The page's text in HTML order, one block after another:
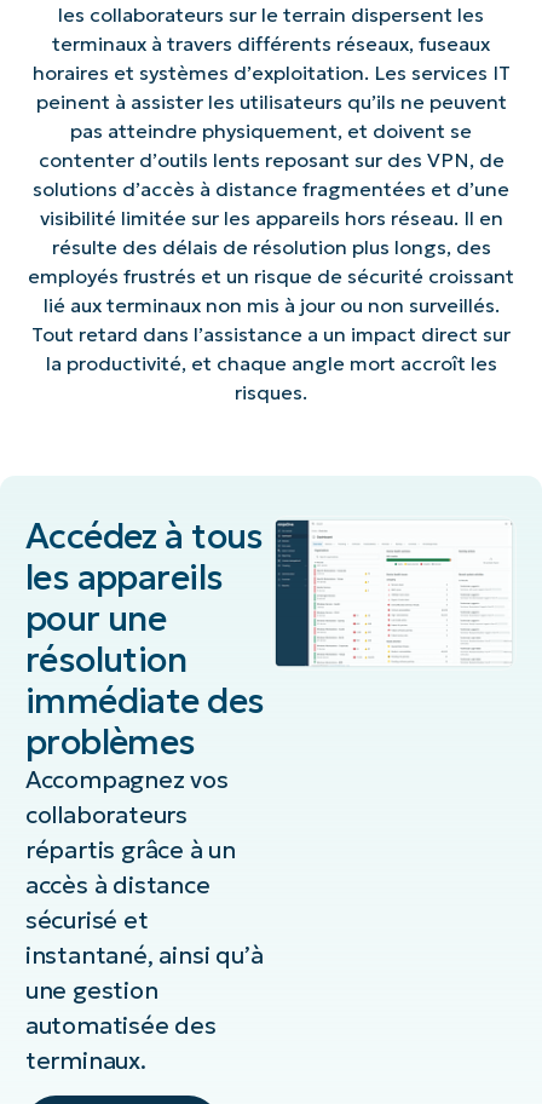
les collaborateurs sur le terrain dispersent les
terminaux à travers différents réseaux, fuseaux
horaires et systèmes d’exploitation. Les services IT
peinent à assister les utilisateurs qu’ils ne peuvent
pas atteindre physiquement, et doivent se
contenter d’outils lents reposant sur des VPN, de
solutions d’accès à distance fragmentées et d’une
visibilité limitée sur les appareils hors réseau. Il en
résulte des délais de résolution plus longs, des
employés frustrés et un risque de sécurité croissant
lié aux terminaux non mis à jour ou non surveillés.
Tout retard dans l’assistance a un impact direct sur
la productivité, et chaque angle mort accroît les
risques.
Accédez à tous
les appareils
pour une
résolution
immédiate des
problèmes
Accompagnez vos
collaborateurs
répartis grâce à un
accès à distance
sécurisé et
instantané, ainsi qu’à
une gestion
automatisée des
terminaux.